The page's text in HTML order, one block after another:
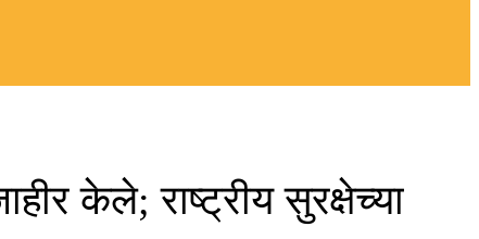
केले; राष्ट्रीय सुरक्षेच्या